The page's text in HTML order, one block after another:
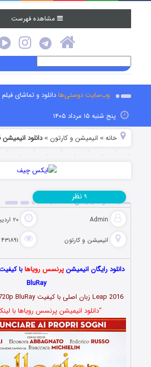
مشاهده فهرست
وب‌سایت دوستی‌هادانلود و تماشای فیلم
پنج شنبه ۱۵ مرداد ۱۴۰۵
خانه » انیمیشن و کارتون »دانلود انیمیشن Leap! 2016
دانلود انیمیشن Leap! 2016
Admin ۲۰ اردیبهشت ۱۳۹۶
انیمیشن و کارتون ۴۳۱۸۹۱ بازدید
۹ نظر
دانلود رایگان انیمیشنپرنسس رویاها
BluRay
Leap 2016 زبان اصلی با کیفیت 1080p BluRay & 720p BluRay
“دانلود انیمیشن پرنسس رویاها با